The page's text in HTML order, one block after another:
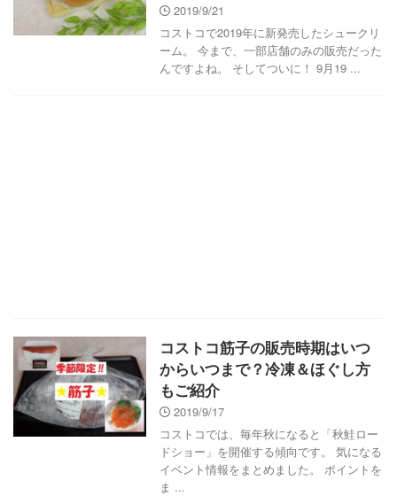
2019/9/21
コストコで2019年に新発売したシュークリ
ーム。 今まで、一部店舗のみの販売だった
んですよね。 そしてついに！ 9月19 ...
コストコ筋子の販売時期はいつ
からいつまで？冷凍＆ほぐし方
もご紹介
2019/9/17
コストコでは、毎年秋になると「秋鮭ロー
ドショー」を開催する傾向です。 気になる
イベント情報をまとめました。 ポイントを
ま ...